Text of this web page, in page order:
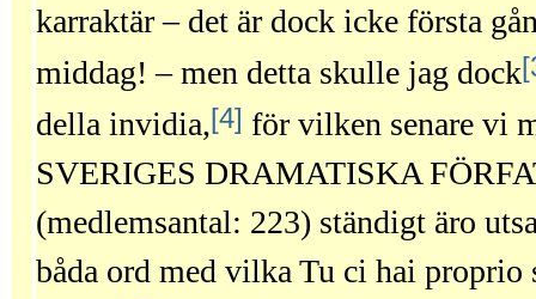
karraktär – det är dock icke första
middag! – men detta skulle jag dock
della invidia,[4] för vilken senare vi
SVERIGES DRAMATISKA
(medlemsantal: 223) ständigt äro
båda ord med vilka Tu ci hai proprio